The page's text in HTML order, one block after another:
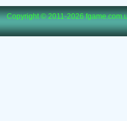
Copyright © 2011-2026